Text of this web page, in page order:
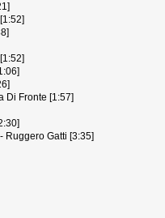
Di Fronte [1:57]
Ruggero Gatti [3:35]